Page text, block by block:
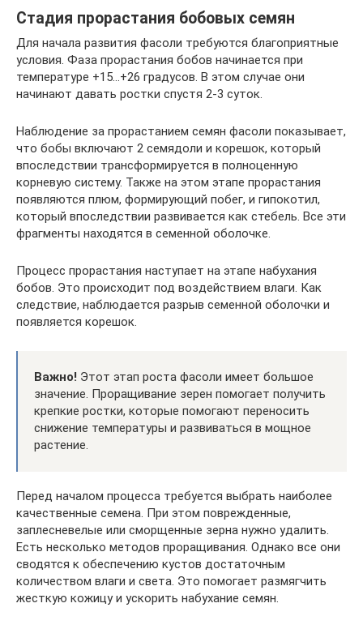
Стадия прорастания бобовых семян
Для начала развития фасоли требуются благоприятные
условия. Фаза прорастания бобов начинается при
температуре +15…+26 градусов. В этом случае они
начинают давать ростки спустя 2-3 суток.
Наблюдение за прорастанием семян фасоли показывает,
что бобы включают 2 семядоли и корешок, который
впоследствии трансформируется в полноценную
корневую систему. Также на этом этапе прорастания
появляются плюм, формирующий побег, и гипокотил,
который впоследствии развивается как стебель. Все эти
фрагменты находятся в семенной оболочке.
Процесс прорастания наступает на этапе набухания
бобов. Это происходит под воздействием влаги. Как
следствие, наблюдается разрыв семенной оболочки и
появляется корешок.
Важно! Этот этап роста фасоли имеет большое
значение. Проращивание зерен помогает получить
крепкие ростки, которые помогают переносить
снижение температуры и развиваться в мощное
растение.
Перед началом процесса требуется выбрать наиболее
качественные семена. При этом поврежденные,
заплесневелые или сморщенные зерна нужно удалить.
Есть несколько методов проращивания. Однако все они
сводятся к обеспечению кустов достаточным
количеством влаги и света. Это помогает размягчить
жесткую кожицу и ускорить набухание семян.